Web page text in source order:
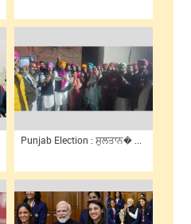
Punjab Election : ਸੁਲਤਾਨ� ...